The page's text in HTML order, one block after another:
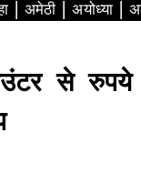
अमेठी अयोध्या
से रुपये